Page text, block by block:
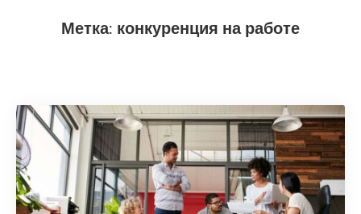
Метка: конкуренция на работе